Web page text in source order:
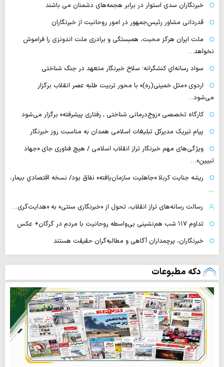
خبرنگاران سدی استوار در برابر هجمه‌های دشمنان می باشند
قدردانی مشاور رئیس‌جمهور در امور روحانیت از خبرنگاران
ملت ایران هرگز محبت، همبستگی و برادری ملت اندونزی را فراموش
نخواهد…
سواد رسانه‌ایِ کنشگرانه؛ سلاح خبرنگار متعهد در جنگ شناختی
اردوی «مثل خمینی(ره)» با محور تربیت طلبه عصر انقلاب برگزار
می‌شود…
کارگاه تخصصی «زوج‌درمانی شناختی ـ رفتاری پیشرفته» برگزار می‌شود
پیام تبریک مدیرکل تبلیغات اسلامی همدان به مناسبت روز خبرنگار
ویژگی‌های مهم خبرنگار تراز انقلاب اسلامی / هیچ فناوری‌ جای «جهاد
تبیین»…
ریشه جنایت کربلا «جاهلیت سازمان‌یافته» نفاق بود/ نسخه اقتصادیِ بیمار،
…
رسالت رسانه‌های تراز انقلاب، تحول از «خبرنگاری سنتی» به «هدایت‌گری…
تداوم ۱۱۷ شب هم‌نشینی بی‌واسطه روحانیت با مردم در گرگان+ عکس
خبرنگاران، پرچمداران آگاهی و مطالبه‌گران حقیقت هستند
دکه مطبوعات